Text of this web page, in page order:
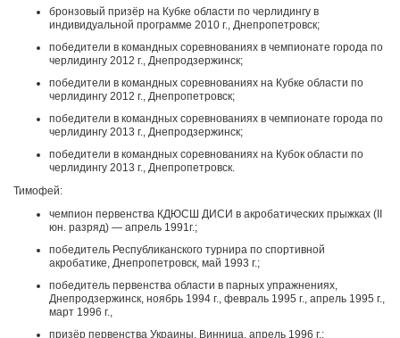
бронзовый призёр на Кубке области по черлидингу в
индивидуальной программе 2010 г., Днепропетровск;
победители в командных соревнованиях в чемпионате города по
черлидингу 2012 г., Днепродзержинск;
победители в командных соревнованиях на Кубке области по
черлидингу 2012 г., Днепропетровск;
победители в командных соревнованиях в чемпионате города по
черлидингу 2013 г., Днепродзержинск;
победители в командных соревнованиях на Кубок области по
черлидингу 2013 г., Днепропетровск.
Тимофей:
чемпион первенства КДЮСШ ДИСИ в акробатических прыжках (II
юн. разряд) — апрель 1991г.;
победитель Республиканского турнира по спортивной
акробатике, Днепропетровск, май 1993 г.;
победитель первенства области в парных упражнениях,
Днепродзержинск, ноябрь 1994 г., февраль 1995 г., апрель 1995 г.,
март 1996 г.,
призёр первенства Украины, Винница, апрель 1996 г.;